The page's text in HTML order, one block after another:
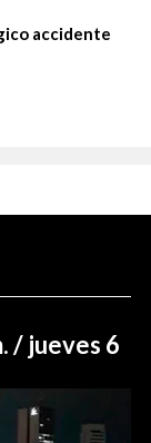
accidente
/ jueves 6